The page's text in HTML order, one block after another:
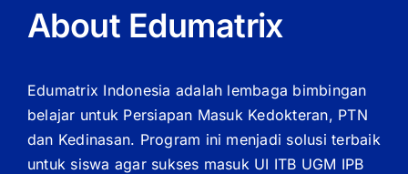
About Edumatrix
Edumatrix Indonesia adalah lembaga bimbingan
belajar untuk Persiapan Masuk Kedokteran, PTN
dan Kedinasan. Program ini menjadi solusi terbaik
untuk siswa agar sukses masuk UI ITB UGM IPB